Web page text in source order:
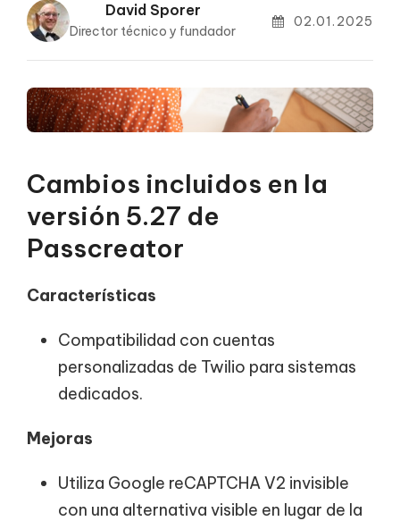
David Sporer
Director técnico y fundador
02.01.2025
Cambios incluidos en la
versión 5.27 de
Passcreator
Características
Compatibilidad con cuentas
personalizadas de Twilio para sistemas
dedicados.
Mejoras
Utiliza Google reCAPTCHA V2 invisible
con una alternativa visible en lugar de la